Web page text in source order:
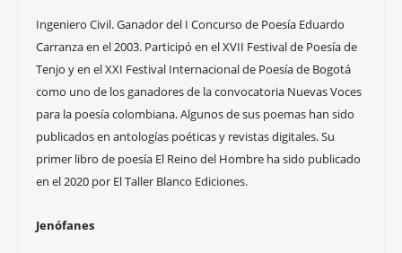
Ingeniero Civil. Ganador del I Concurso de Poesía Eduardo
Carranza en el 2003. Participó en el XVII Festival de Poesía de
Tenjo y en el XXI Festival Internacional de Poesía de Bogotá
como uno de los ganadores de la convocatoria Nuevas Voces
para la poesía colombiana. Algunos de sus poemas han sido
publicados en antologías poéticas y revistas digitales. Su
primer libro de poesía El Reino del Hombre ha sido publicado
en el 2020 por El Taller Blanco Ediciones.
Jenófanes